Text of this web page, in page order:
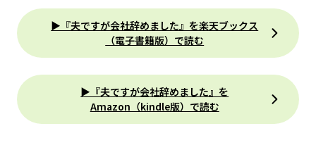
▶『夫ですが会社辞めました』を楽天ブックス
（電子書籍版）で読む
▶『夫ですが会社辞めました』を
Amazon（kindle版）で読む